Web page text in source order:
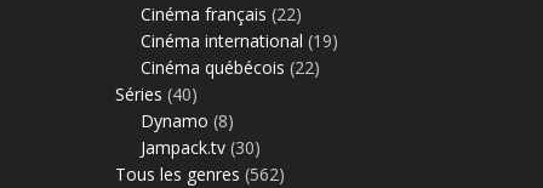
Cinéma français (22)
Cinéma international (19)
Cinéma québécois (22)
Séries (40)
Dynamo (8)
Jampack.tv (30)
Tous les genres (562)